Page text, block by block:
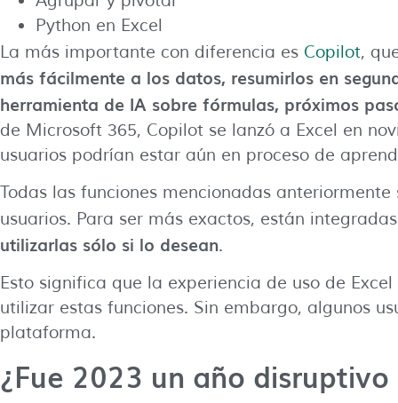
Python en Excel
La más importante con diferencia es Copilot,
más fácilmente a los datos, resumirlos en
herramienta de IA sobre fórmulas, próximos
de Microsoft 365, Copilot se lanzó a Excel en
usuarios podrían estar aún en proceso de
Todas las funciones mencionadas
usuarios. Para ser más exactos, están
utilizarlas sólo si lo desean.
Esto significa que la experiencia de uso de
utilizar estas funciones. Sin embargo, algunos
plataforma.
¿Fue 2023 un año